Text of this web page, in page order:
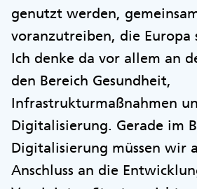
genutzt werden,
voranzutreiben, die Europa
Ich denke da vor allem an
den Bereich Gesundheit,
Infrastrukturmaßnahmen
Digitalisierung. Gerade im
Digitalisierung müssen wir
Anschluss an die